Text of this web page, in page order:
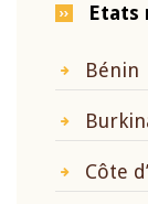
Etats
Bénin
Côte